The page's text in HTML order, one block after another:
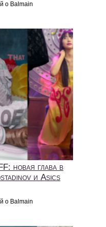
о Balmain
новая глава в
и Asics
о Balmain